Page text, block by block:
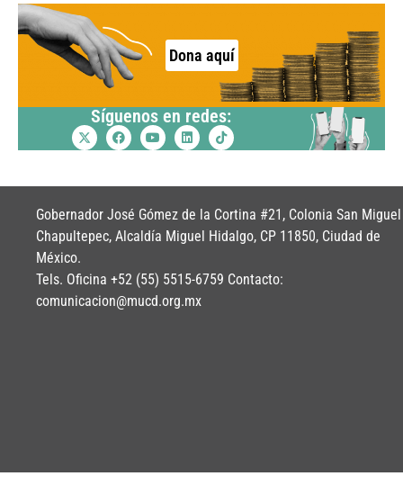
Dona aquí
Síguenos en redes:
Gobernador José Gómez de la Cortina #21, Colonia San Miguel
Chapultepec, Alcaldía Miguel Hidalgo, CP 11850, Ciudad de
México.
Tels. Oficina +52 (55) 5515-6759 Contacto:
comunicacion@mucd.org.mx